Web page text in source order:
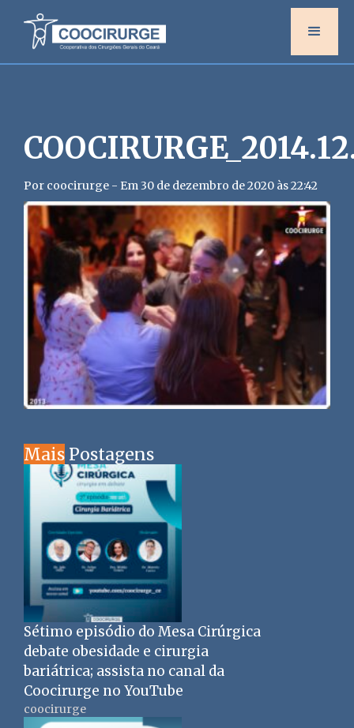
Por coocirurge - Em 30 de dezembro de 2020 às 22:42
Mais Postagens
Sétimo episódio do Mesa Cirúrgica
debate obesidade e cirurgia
bariátrica; assista no canal da
Coocirurge no YouTube
coocirurge